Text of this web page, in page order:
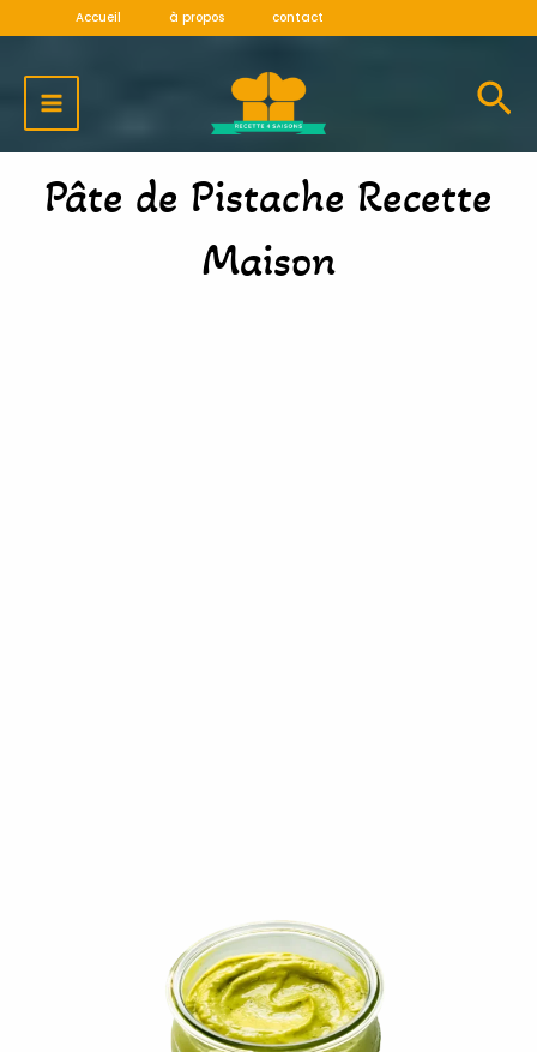
contenu
Accueil à propos contact
MENU
Pâte de Pistache Recette
Maison